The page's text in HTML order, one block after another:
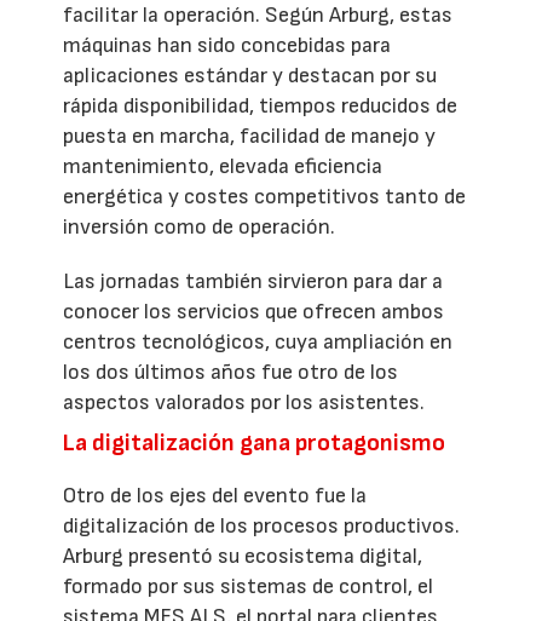
facilitar la operación. Según Arburg, estas
máquinas han sido concebidas para
aplicaciones estándar y destacan por su
rápida disponibilidad, tiempos reducidos de
puesta en marcha, facilidad de manejo y
mantenimiento, elevada eficiencia
energética y costes competitivos tanto de
inversión como de operación.
Las jornadas también sirvieron para dar a
conocer los servicios que ofrecen ambos
centros tecnológicos, cuya ampliación en
los dos últimos años fue otro de los
aspectos valorados por los asistentes.
La digitalización gana protagonismo
Otro de los ejes del evento fue la
digitalización de los procesos productivos.
Arburg presentó su ecosistema digital,
formado por sus sistemas de control, el